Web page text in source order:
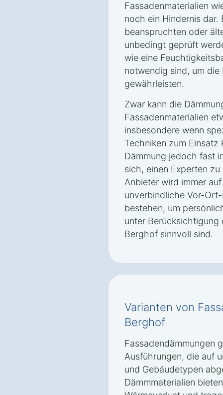
Fassadenmaterialien
noch ein Hindernis dar.
beanspruchten oder
unbedingt geprüft
wie eine
notwendig sind, um
gewährleisten.
Zwar kann die
Fassadenmaterialien
insbesondere wenn
Techniken zum
Dämmung jedoch fast
sich, einen Experten
Anbieter wird immer
unverbindliche Vor-
bestehen, um
unter Berücksichtigung
Berghof sinnvoll sind.
Varianten von
Berghof
Fassadendämmungen
Ausführungen, die auf
und Gebäudetypen
Dämmmaterialien